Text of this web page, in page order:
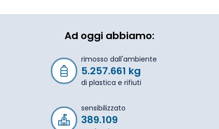
Ad oggi abbiamo:
rimosso dall'ambiente
5.257.661 kg
di plastica e rifiuti
sensibilizzato
389.109